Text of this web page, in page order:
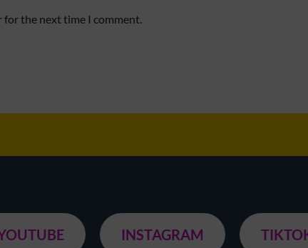
for the next time I comment.
INSTAGRAM